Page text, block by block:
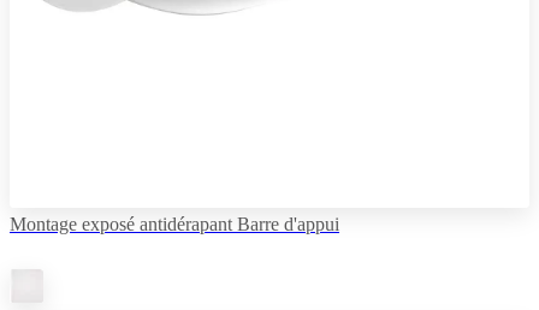
Montage exposé antidérapant Barre d'appui